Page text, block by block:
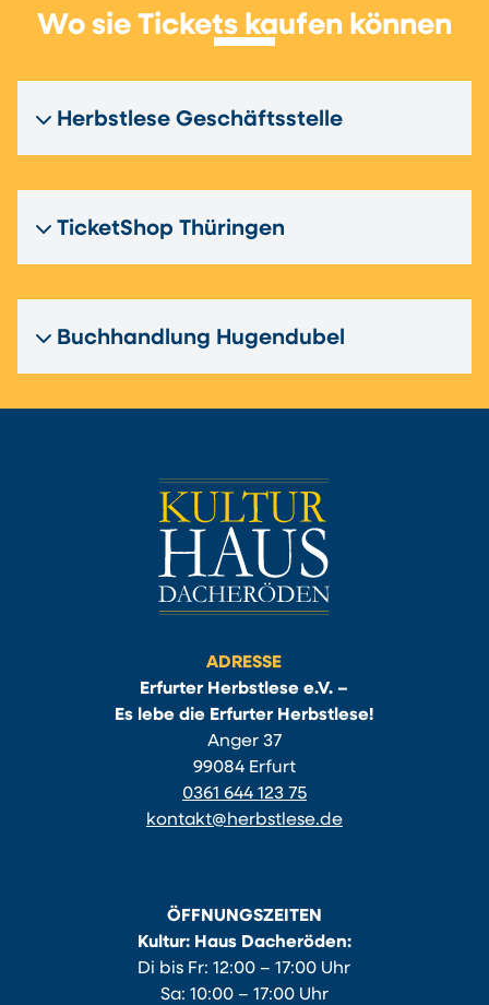
Wo sie Tickets kaufen können
Herbstlese Geschäftsstelle
TicketShop Thüringen
Buchhandlung Hugendubel
ADRESSE
Erfurter Herbstlese e.V. –
Es lebe die Erfurter Herbstlese!
Anger 37
99084 Erfurt
0361 644 123 75
kontakt@herbstlese.de
ÖFFNUNGSZEITEN
Kultur: Haus Dacheröden:
Di bis Fr: 12:00 – 17:00 Uhr
Sa: 10:00 – 17:00 Uhr